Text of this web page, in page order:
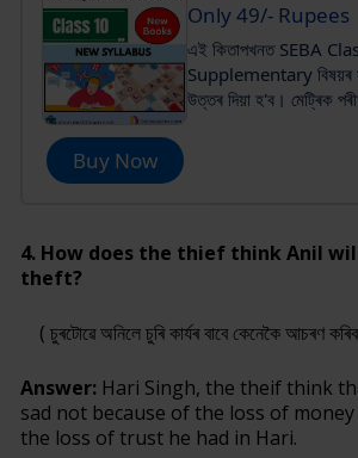
Buy Now
Only 49/- Rupees
এই কিতাপখনত SEBA
Supplementary বিষয়ৰ
উত্তৰ দিয়া হ'ব। মেট্ৰিক
4. How does the thief think Anil
theft?
( চুৰটোৱে অনিলে চুৰি কাৰ্যৰ বাবে কেনেকৈ আচৰণ
Answer: Hari Singh, the theif think
sad not because of the loss of
the loss of trust he had in Hari.